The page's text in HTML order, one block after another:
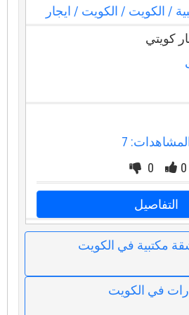
/ الكويت/ الكويت/ ايجار
7
0
0
التفاصيل
مكتبية في الكويت
في الكويت